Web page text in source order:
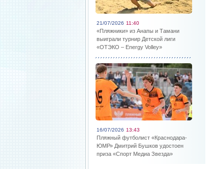
21/07/2026 11:40
«Пляжники» из Анапы и Тамани
выиграли турнир Детской лиги
«ОТЭКО – Energy Volley»
16/07/2026 13:43
Пляжный футболист «Краснодара-
ЮМР» Дмитрий Бушков удостоен
приза «Спорт Медиа Звезда»